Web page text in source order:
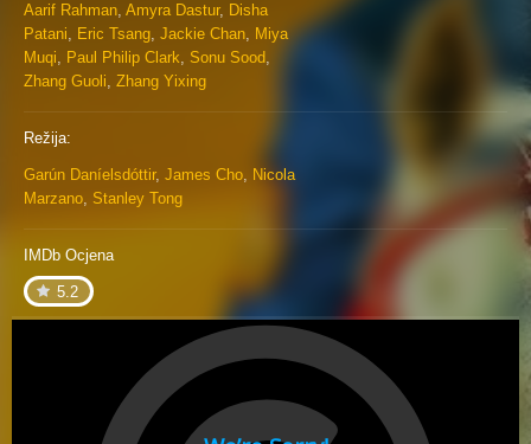
Aarif Rahman, Amyra Dastur, Disha
Patani, Eric Tsang, Jackie Chan, Miya
Muqi, Paul Philip Clark, Sonu Sood,
Zhang Guoli, Zhang Yixing
Režija:
Garún Daníelsdóttir, James Cho, Nicola
Marzano, Stanley Tong
IMDb Ocjena
5.2